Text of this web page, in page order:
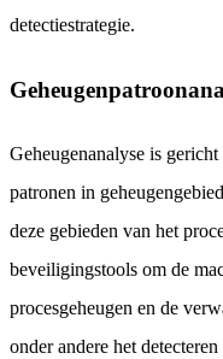
detectiestrategie.
Geheugenanalyse is
patronen in
deze gebieden van het
beveiligingstools om de
procesgeheugen en de
onder andere het